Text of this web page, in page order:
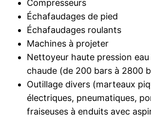
Compresseurs
Échafaudages de pied
Échafaudages roulants
Machines à projeter
Nettoyeur haute pression
chaude (de 200 bars à 2800
Outillage divers (marteaux
électriques, pneumatiques,
fraiseuses à enduits avec